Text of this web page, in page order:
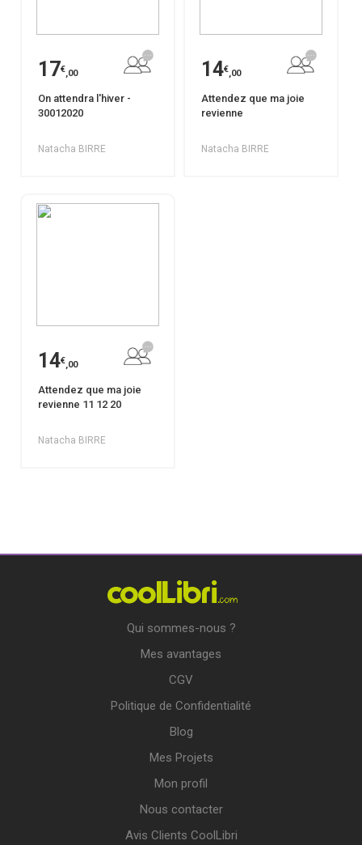
17€,00
On attendra l'hiver -
30012020
Natacha BIRRE
14€,00
Attendez que ma joie
revienne
Natacha BIRRE
14€,00
Attendez que ma joie
revienne 11 12 20
Natacha BIRRE
Qui sommes-nous ?
Mes avantages
CGV
Politique de Confidentialité
Blog
Mes Projets
Mon profil
Nous contacter
Avis Clients CoolLibri